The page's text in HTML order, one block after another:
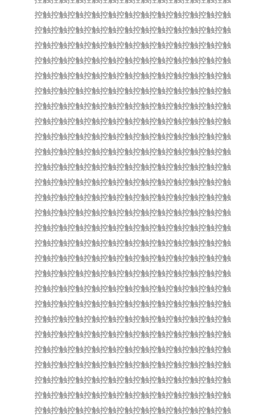
控触控触控触控触控触控触控触控触控触控触控触控触
控触控触控触控触控触控触控触控触控触控触控触控触
控触控触控触控触控触控触控触控触控触控触控触控触
控触控触控触控触控触控触控触控触控触控触控触控触
控触控触控触控触控触控触控触控触控触控触控触控触
控触控触控触控触控触控触控触控触控触控触控触控触
控触控触控触控触控触控触控触控触控触控触控触控触
控触控触控触控触控触控触控触控触控触控触控触控触
控触控触控触控触控触控触控触控触控触控触控触控触
控触控触控触控触控触控触控触控触控触控触控触控触
控触控触控触控触控触控触控触控触控触控触控触控触
控触控触控触控触控触控触控触控触控触控触控触控触
控触控触控触控触控触控触控触控触控触控触控触控触
控触控触控触控触控触控触控触控触控触控触控触控触
控触控触控触控触控触控触控触控触控触控触控触控触
控触控触控触控触控触控触控触控触控触控触控触控触
控触控触控触控触控触控触控触控触控触控触控触控触
控触控触控触控触控触控触控触控触控触控触控触控触
控触控触控触控触控触控触控触控触控触控触控触控触
控触控触控触控触控触控触控触控触控触控触控触控触
控触控触控触控触控触控触控触控触控触控触控触控触
控触控触控触控触控触控触控触控触控触控触控触控触
控触控触控触控触控触控触控触控触控触控触控触控触
控触控触控触控触控触控触控触控触控触控触控触控触
控触控触控触控触控触控触控触控触控触控触控触控触
控触控触控触控触控触控触控触控触控触控触控触控触
控触控触控触控触控触控触控触控触控触控触控触控触